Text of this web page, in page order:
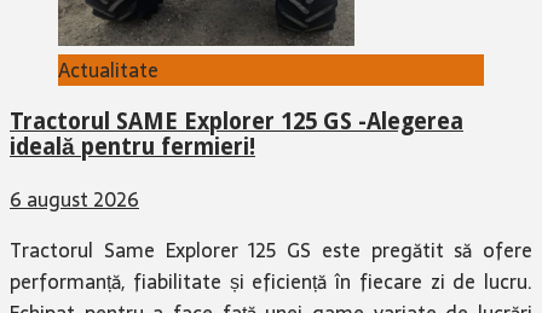
Actualitate
Tractorul SAME Explorer 125 GS -Alegerea
ideală pentru fermieri!
6 august 2026
Tractorul Same Explorer 125 GS este pregătit să ofere
performanță, fiabilitate și eficiență în fiecare zi de lucru.